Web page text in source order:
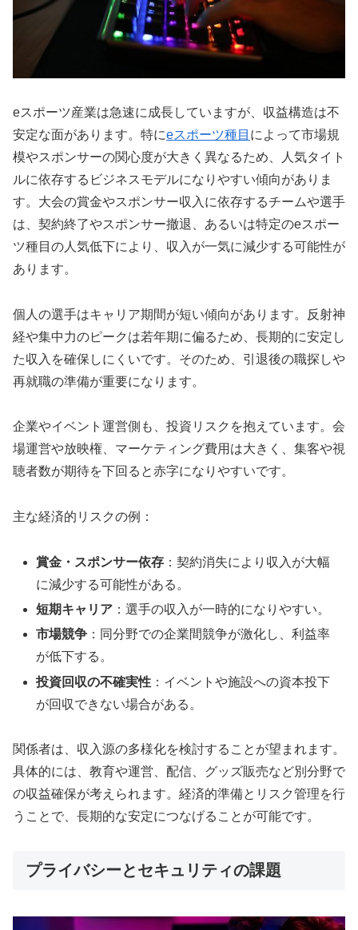
eスポーツ産業は急速に成長していますが、収益構造は不
安定な面があります。特にeスポーツ種目 によって市場規
模やスポンサーの関心度が大きく異なるため、人気タイト
ルに依存するビジネスモデルになりやすい傾向がありま
す。大会の賞金やスポンサー収入に依存するチームや選手
は、契約終了やスポンサー撤退、あるいは特定のeスポー
ツ種目の人気低下により、収入が一気に減少する可能性が
あります。
個人の選手はキャリア期間が短い傾向があります。反射神
経や集中力のピークは若年期に偏るため、長期的に安定し
た収入を確保しにくいです。そのため、引退後の職探しや
再就職の準備が重要になります。
企業やイベント運営側も、投資リスクを抱えています。会
場運営や放映権、マーケティング費用は大きく、集客や視
聴者数が期待を下回ると赤字になりやすいです。
主な経済的リスクの例：
賞金・スポンサー依存 ：契約消失により収入が大幅
に減少する可能性がある。
短期キャリア ：選手の収入が一時的になりやすい。
市場競争 ：同分野での企業間競争が激化し、利益率
が低下する。
投資回収の不確実性 ：イベントや施設への資本投下
が回収できない場合がある。
関係者は、収入源の多様化を検討することが望まれます。
具体的には、教育や運営、配信、グッズ販売など別分野で
の収益確保が考えられます。経済的準備とリスク管理を行
うことで、長期的な安定につなげることが可能です。
プライバシーとセキュリティの課題